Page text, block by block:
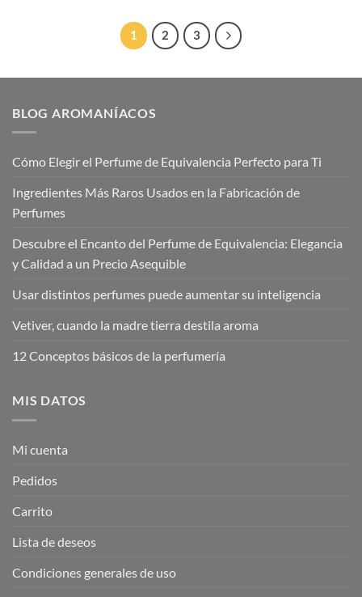
€15,00
€25,00
1 2 3
BLOG AROMANÍACOS
Cómo Elegir el Perfume de Equivalencia Perfecto para Ti
Ingredientes Más Raros Usados en la Fabricación de
Perfumes
Descubre el Encanto del Perfume de Equivalencia: Elegancia
y Calidad a un Precio Asequible
Usar distintos perfumes puede aumentar su inteligencia
Vetiver, cuando la madre tierra destila aroma
12 Conceptos básicos de la perfumería
MIS DATOS
Mi cuenta
Pedidos
Carrito
Lista de deseos
Condiciones generales de uso